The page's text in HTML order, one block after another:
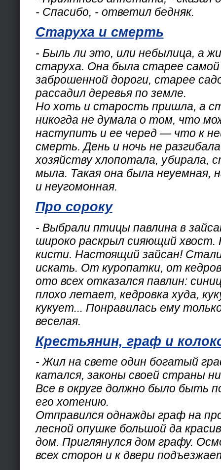
- Спасибо, - ответил бедняк.
Старуха и смерть
- Быль ли это, или небылица, а
старуха. Она была старее
заброшенной дороги, старее
рассадил деревья по земле.
Но хоть и старость пришла, а
никогда не думала о том, что
наступить и ее черед — что к
смерть. День и ночь не
хозяйству хлопотала, убирала,
мыла. Такая она была неуемная,
и неугомонная.
Про сороку
- Выбрали птицы павлина в
широко раскрыл сияющий
кисти. Настоящий зайсан!
искать. От куропатки, от
ото всех отказался павлин:
плохо летает, кедровка худа,
кукует... Понравилась ему
веселая.
Крестьянин, граф и
- Жил на свете один богатый
катался, законы своей страны
Все в округе должно было быть
его хотению.
Отправился однажды граф на
лесной опушке большой да
дом. Приглянулся дом графу.
всех сторон и к двери